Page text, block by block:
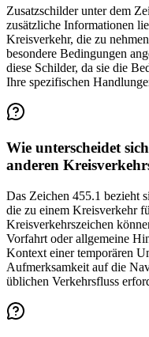
Zusatzschilder unter dem
zusätzliche Informationen
Kreisverkehr, die zu
besondere Bedingungen
diese Schilder, da sie die
Ihre spezifischen
Wie unterscheidet
anderen
Das Zeichen 455.1 bezieht
die zu einem Kreisverkehr
Kreisverkehrszeichen
Vorfahrt oder allgemeine
Kontext einer temporären
Aufmerksamkeit auf die
üblichen Verkehrsfluss